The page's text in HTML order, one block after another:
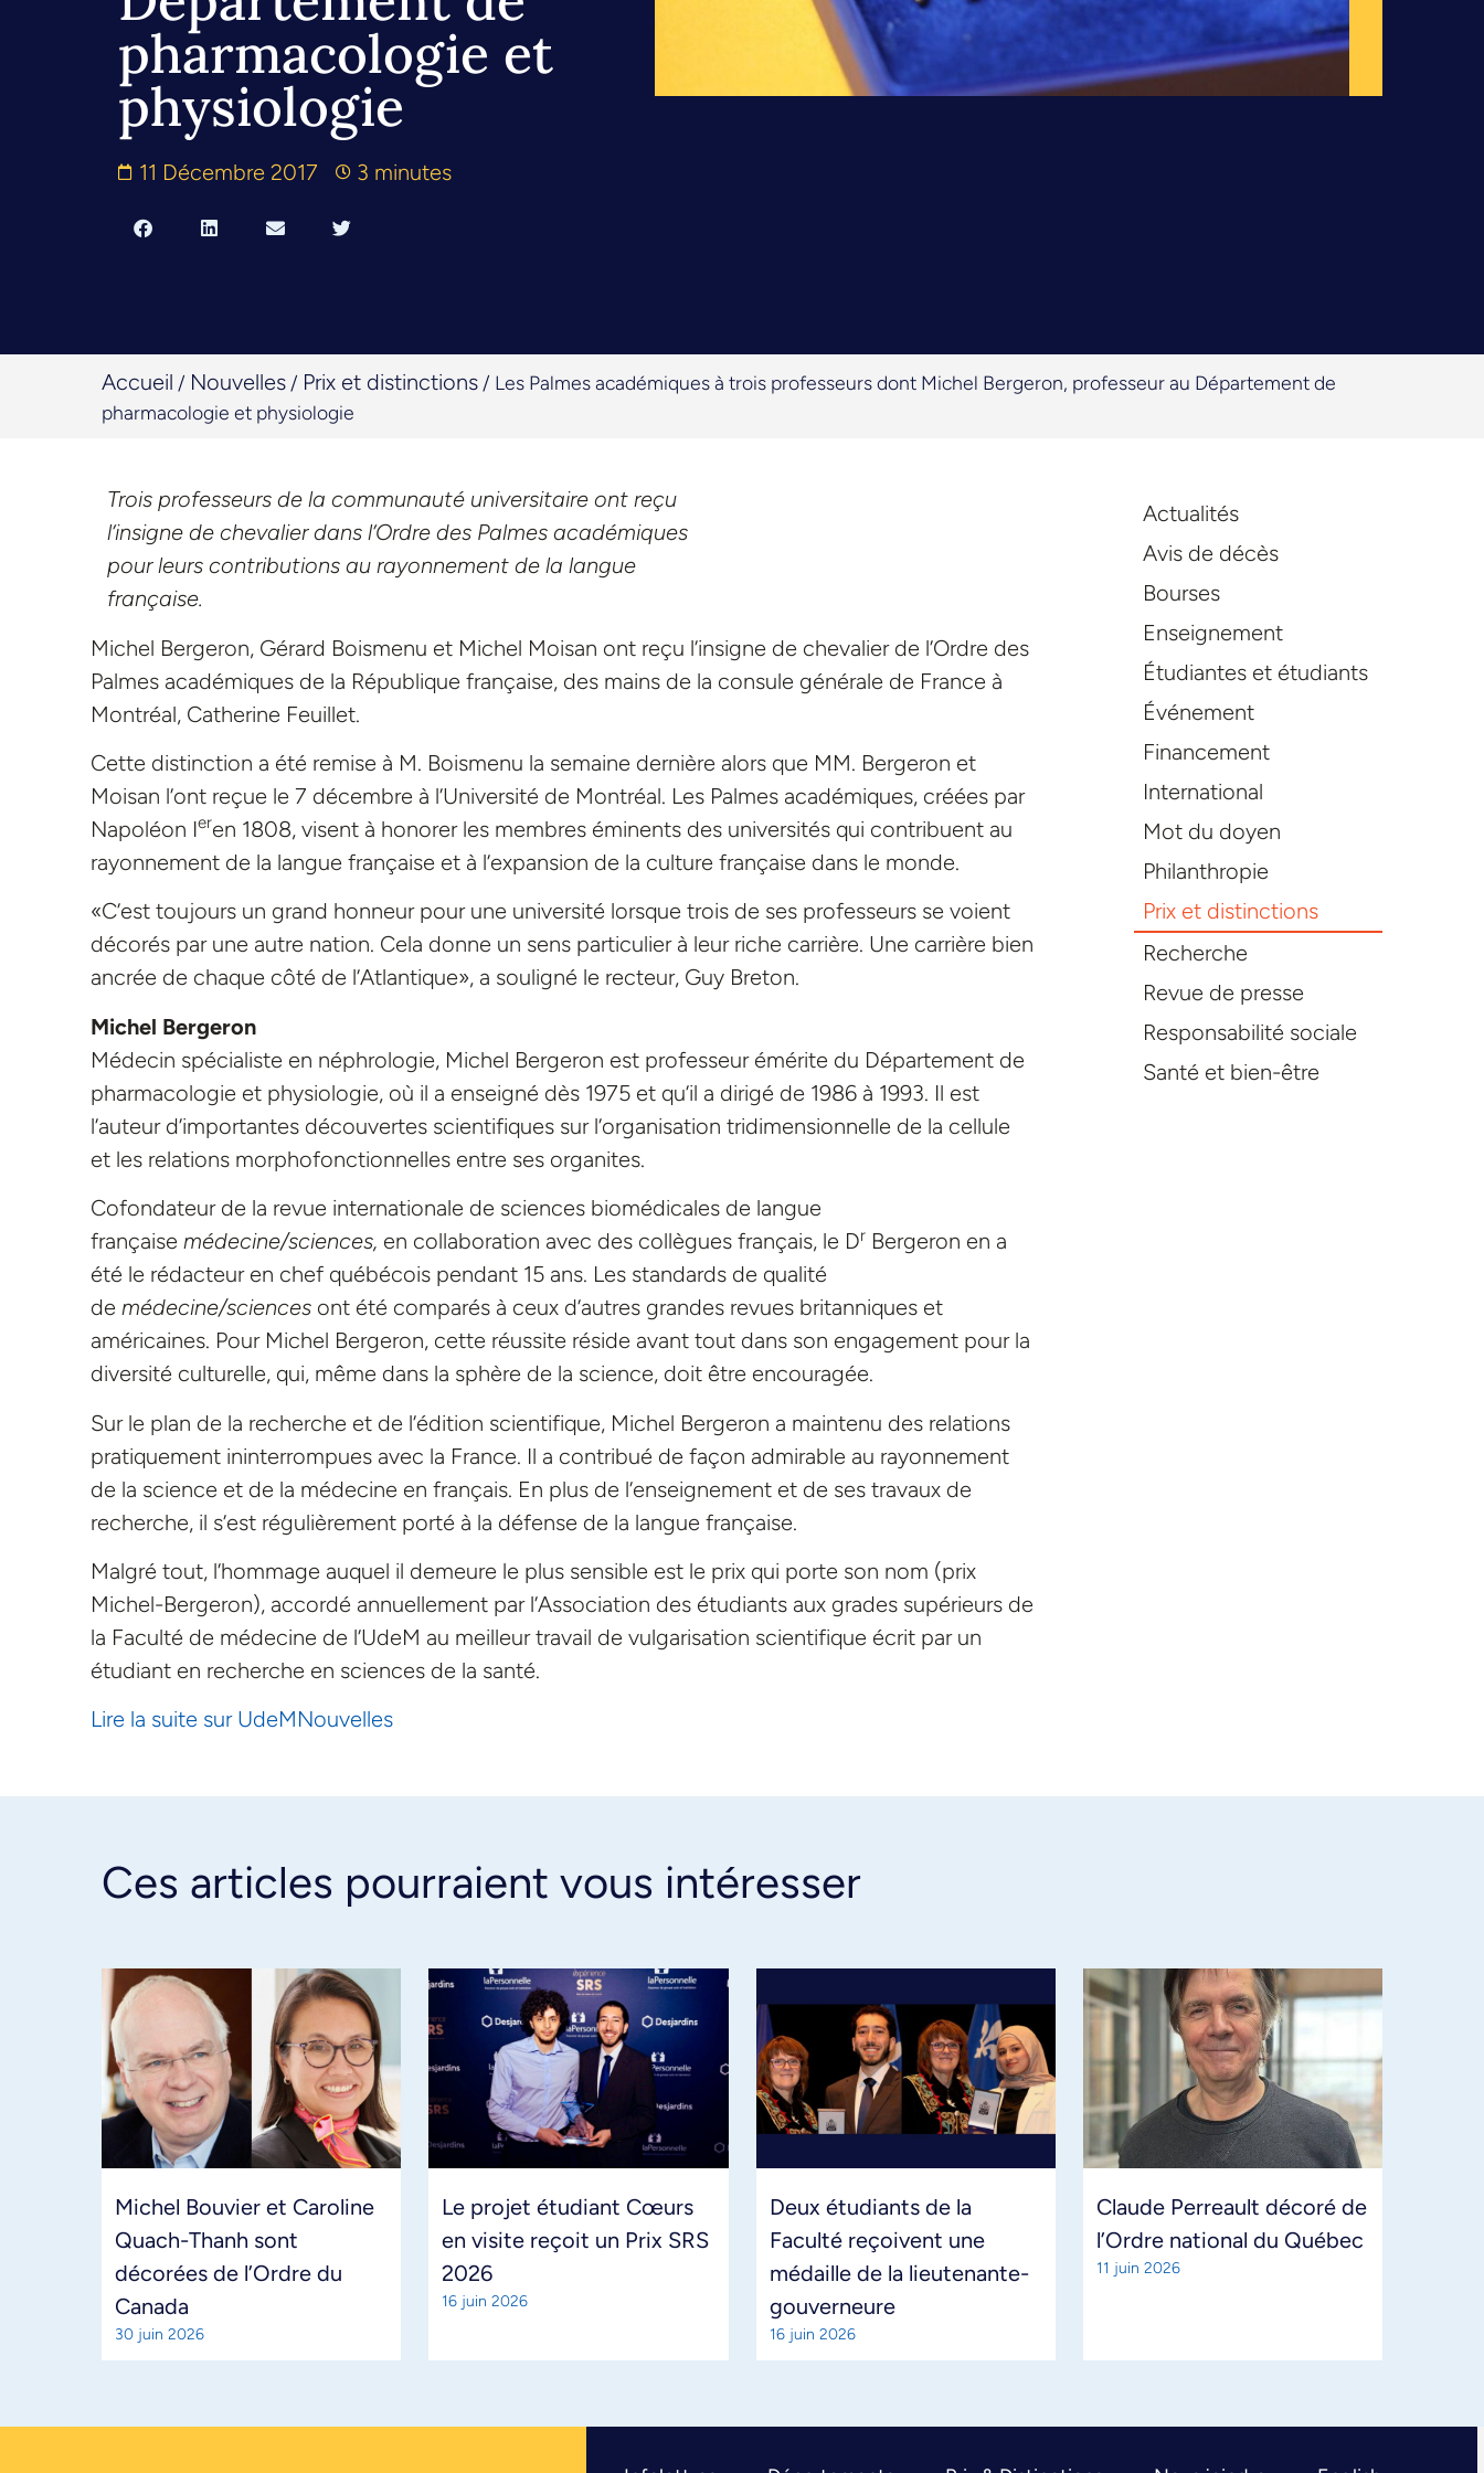
pharmacologie et
physiologie
11 Décembre 2017 3 minutes
Accueil / Nouvelles / Prix et distinctions / Les Palmes académiques à trois professeurs dont Michel Bergeron, professeur au Département de
pharmacologie et physiologie
Trois professeurs de la communauté universitaire ont reçu
l’insigne de chevalier dans l’Ordre des Palmes académiques
pour leurs contributions au rayonnement de la langue
française.
Michel Bergeron, Gérard Boismenu et Michel Moisan ont reçu l’insigne de chevalier de l’Ordre des
Palmes académiques de la République française, des mains de la consule générale de France à
Montréal, Catherine Feuillet.
Cette distinction a été remise à M. Boismenu la semaine dernière alors que MM. Bergeron et
Moisan l’ont reçue le 7 décembre à l’Université de Montréal. Les Palmes académiques, créées par
Napoléon Ieren 1808, visent à honorer les membres éminents des universités qui contribuent au
rayonnement de la langue française et à l’expansion de la culture française dans le monde.
«C’est toujours un grand honneur pour une université lorsque trois de ses professeurs se voient
décorés par une autre nation. Cela donne un sens particulier à leur riche carrière. Une carrière bien
ancrée de chaque côté de l’Atlantique», a souligné le recteur, Guy Breton.
Michel Bergeron
Médecin spécialiste en néphrologie, Michel Bergeron est professeur émérite du Département de
pharmacologie et physiologie, où il a enseigné dès 1975 et qu’il a dirigé de 1986 à 1993. Il est
l’auteur d’importantes découvertes scientifiques sur l’organisation tridimensionnelle de la cellule
et les relations morphofonctionnelles entre ses organites.
Cofondateur de la revue internationale de sciences biomédicales de langue
française médecine/sciences, en collaboration avec des collègues français, le Dr Bergeron en a
été le rédacteur en chef québécois pendant 15 ans. Les standards de qualité
de médecine/sciences ont été comparés à ceux d’autres grandes revues britanniques et
américaines. Pour Michel Bergeron, cette réussite réside avant tout dans son engagement pour la
diversité culturelle, qui, même dans la sphère de la science, doit être encouragée.
Sur le plan de la recherche et de l’édition scientifique, Michel Bergeron a maintenu des relations
pratiquement ininterrompues avec la France. Il a contribué de façon admirable au rayonnement
de la science et de la médecine en français. En plus de l’enseignement et de ses travaux de
recherche, il s’est régulièrement porté à la défense de la langue française.
Malgré tout, l’hommage auquel il demeure le plus sensible est le prix qui porte son nom (prix
Michel-Bergeron), accordé annuellement par l’Association des étudiants aux grades supérieurs de
la Faculté de médecine de l’UdeM au meilleur travail de vulgarisation scientifique écrit par un
étudiant en recherche en sciences de la santé.
Lire la suite sur UdeMNouvelles
Actualités
Avis de décès
Bourses
Enseignement
Étudiantes et étudiants
Événement
Financement
International
Mot du doyen
Philanthropie
Prix et distinctions
Recherche
Revue de presse
Responsabilité sociale
Santé et bien-être
Ces articles pourraient vous intéresser
Michel Bouvier et Caroline
Quach-Thanh sont
décorées de l’Ordre du
Canada
30 juin 2026
Le projet étudiant Cœurs
en visite reçoit un Prix SRS
2026
16 juin 2026
Deux étudiants de la
Faculté reçoivent une
médaille de la lieutenante-
gouverneure
16 juin 2026
Claude Perreault décoré de
l’Ordre national du Québec
11 juin 2026